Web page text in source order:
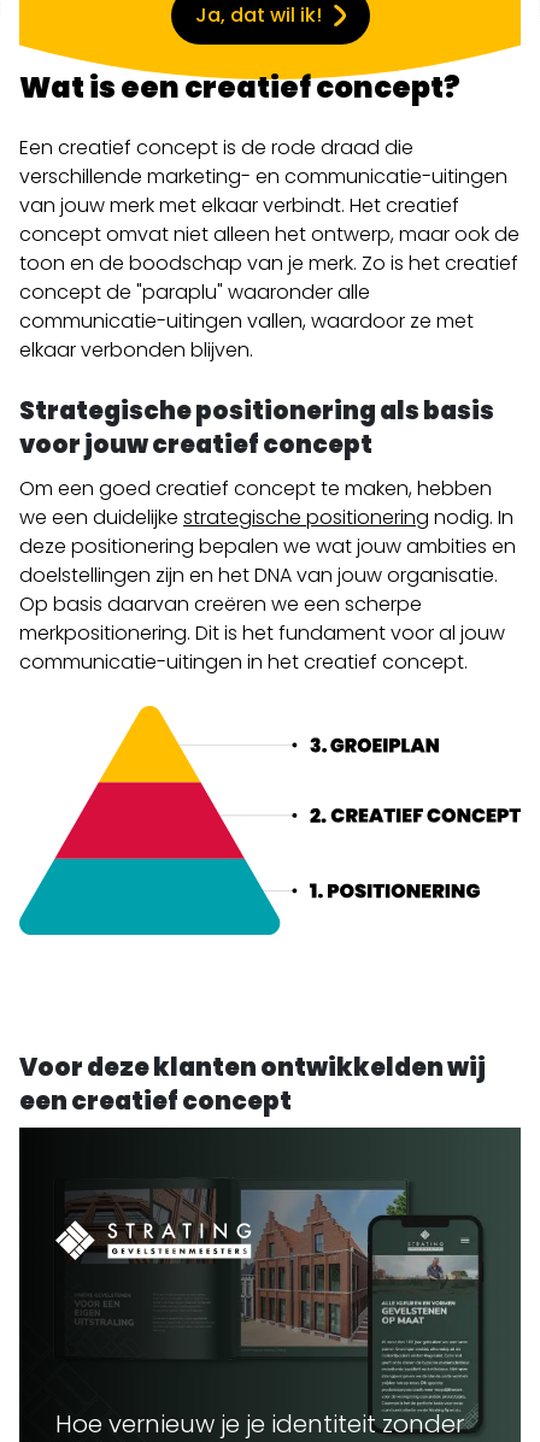
Ja, dat wil ik!
Wat is een creatief concept?
Een creatief concept is de rode draad die
verschillende marketing- en communicatie-uitingen
van jouw merk met elkaar verbindt. Het creatief
concept omvat niet alleen het ontwerp, maar ook de
toon en de boodschap van je merk. Zo is het creatief
concept de "paraplu" waaronder alle
communicatie-uitingen vallen, waardoor ze met
elkaar verbonden blijven.
Strategische positionering als basis
voor jouw creatief concept
Om een goed creatief concept te maken, hebben
we een duidelijke strategische positionering nodig. In
deze positionering bepalen we wat jouw ambities en
doelstellingen zijn en het DNA van jouw organisatie.
Op basis daarvan creëren we een scherpe
merkpositionering. Dit is het fundament voor al jouw
communicatie-uitingen in het creatief concept.
Voor deze klanten ontwikkelden wij
een creatief concept
Hoe vernieuw je je identiteit zonder